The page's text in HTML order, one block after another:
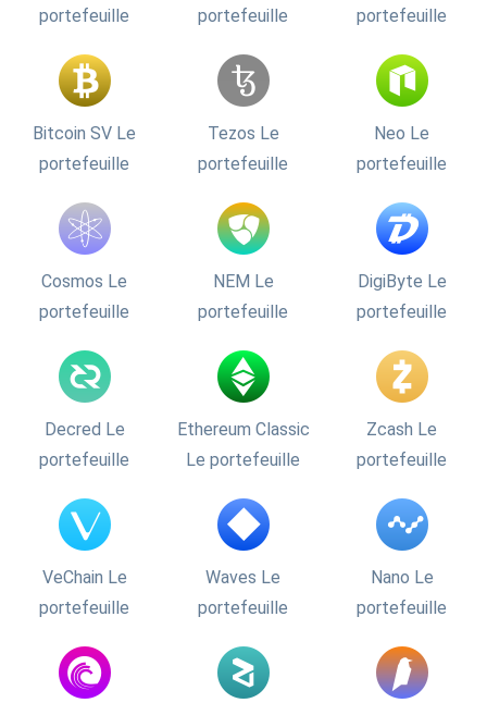
portefeuille
portefeuille
portefeuille
Bitcoin SV Le
portefeuille
Tezos Le
portefeuille
Neo Le
portefeuille
Cosmos Le
portefeuille
NEM Le
portefeuille
DigiByte Le
portefeuille
Decred Le
portefeuille
Ethereum Classic
Le portefeuille
Zcash Le
portefeuille
VeChain Le
portefeuille
Waves Le
portefeuille
Nano Le
portefeuille